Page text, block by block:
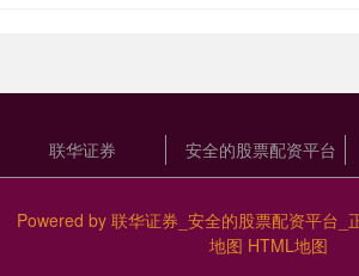
联华证券 安全的股票配资平台
Powered by 联华证券_安全的股票配资平台_
地图 HTML地图